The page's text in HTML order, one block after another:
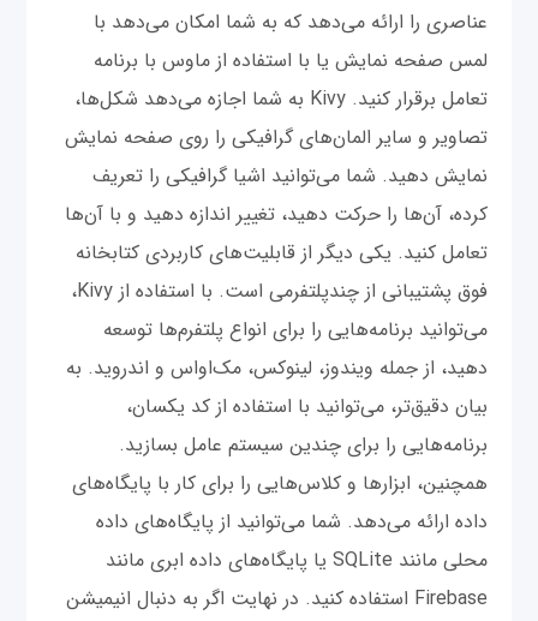
عناصری را ارائه می‌دهد که به شما امکان می‌دهد با
لمس صفحه نمایش یا با استفاده از ماوس با برنامه
تعامل برقرار کنید. Kivy به شما اجازه می‌دهد شکل‌ها،
تصاویر و سایر المان‌های گرافیکی را روی صفحه نمایش
نمایش دهید. شما می‌توانید اشیا گرافیکی را تعریف
کرده، آن‌ها را حرکت دهید، تغییر اندازه دهید و با آن‌ها
تعامل کنید. یکی دیگر از قابلیت‌های کاربردی کتابخانه
فوق پشتیبانی از چندپلتفرمی است. با استفاده از Kivy،
می‌توانید برنامه‌هایی را برای انواع پلتفرم‌ها توسعه
دهید، از جمله ویندوز، لینوکس، مک‌اواس و اندروید. به
بیان دقیق‌تر، می‌توانید با استفاده از کد یکسان،
برنامه‌هایی را برای چندین سیستم عامل بسازید.
همچنین، ابزارها و کلاس‌هایی را برای کار با پایگاه‌های
داده ارائه می‌دهد. شما می‌توانید از پایگاه‌های داده
محلی مانند SQLite یا پایگاه‌های داده ابری مانند
Firebase استفاده کنید. در نهایت اگر به دنبال انیمیشن